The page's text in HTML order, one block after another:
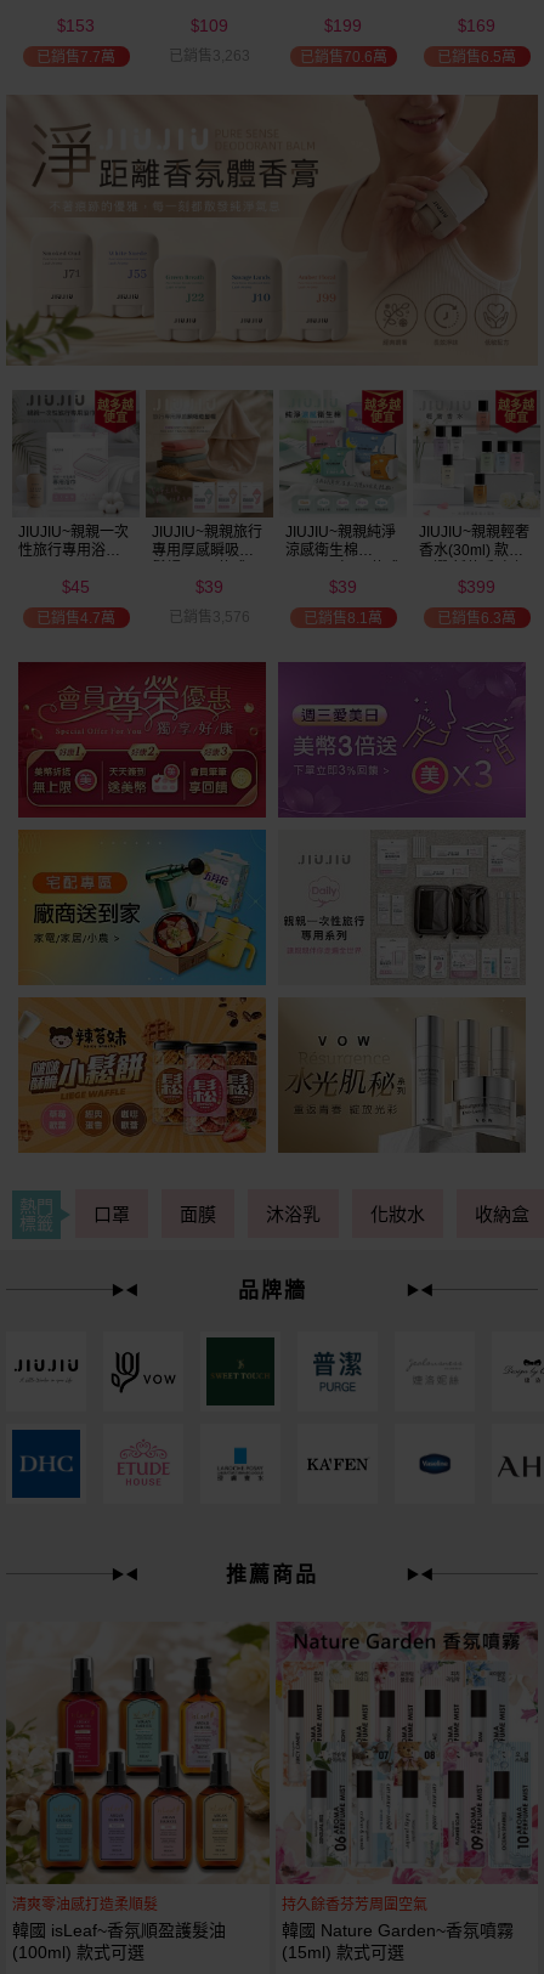
加碼送
狂殺61折
選 全新包裝
$199
已銷售70.6萬
$169
已銷售6.5萬
(600ml)
$109
已銷售2,350
$199
已銷售1.2萬
JIUJIU~親親純淨
涼感衛生棉
$39
已銷售8.1萬
JIUJIU~親親輕奢
香水(30ml) 款式
市/平替香水/大牌
$399
已銷售6.3萬
JIUJIU~親親一次
性旅行專用牙刷(1
$9
已銷售8.6萬
JIUJIU~親親成人
平面醫用口罩(30
可選 MD雙鋼印
$166
已銷售43.1萬
熱門
標籤
口罩 面膜 沐浴乳 化妝水 收納盒
品牌牆
推薦商品
清爽零油感打造柔順髮
韓國 isLeaf~香氛順盈護髮油
(100ml) 款式可選
持久餘香芬芳周圍空氣
韓國 Nature Garden~香氛噴霧
(15ml) 款式可選